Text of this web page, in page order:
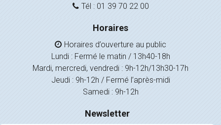
Tél : 01 39 70 22 00
Horaires
Horaires d’ouverture au public
Lundi : Fermé le matin / 13h40-18h
Mardi, mercredi, vendredi : 9h-12h/13h30-17h
Jeudi : 9h-12h / Fermé l’après-midi
Samedi : 9h-12h
Newsletter